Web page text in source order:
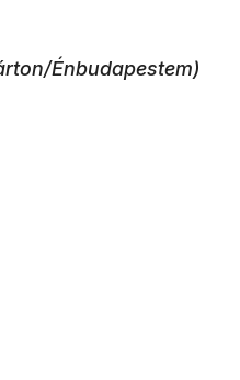
Énbudapestem)